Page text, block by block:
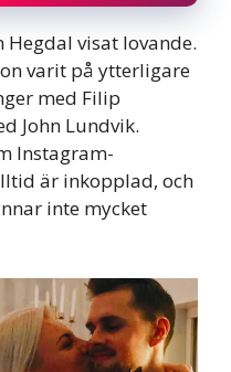
visat lovande.
varit på ytterligare
med Filip
John Lundvik.
Instagram-
är inkopplad, och
inte mycket